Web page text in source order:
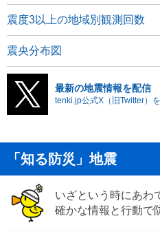
震度3以上の地域別観測回数
震央分布図
最新の地震情報を配信
tenki.jp公式X（旧Twitter）
「知る防災」地震
いざという時にあわ
確かな情報と行動で